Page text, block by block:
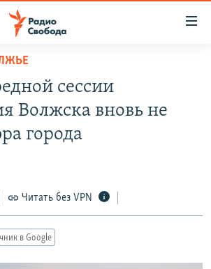
сессии
Волжска вновь не
города
Читать без VPN
в Google